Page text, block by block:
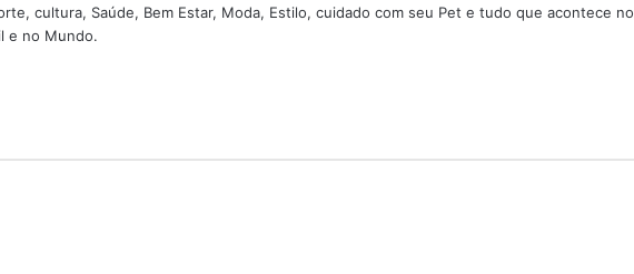
cultura, Saúde, Bem Estar, Moda, Estilo, cuidado com seu Pet e tudo que acontece no
e no Mundo.